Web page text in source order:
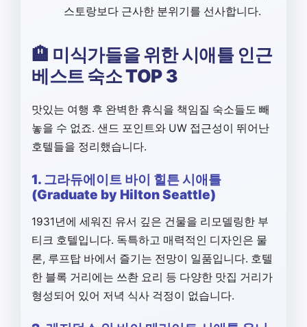
스토랑보다 근사한 분위기를 선사합니다.
🏨 미식가들을 위한 시애틀 인근
베스트 숙소 TOP 3
맛있는 여행 후 완벽한 휴식을 책임질 숙소들도 빼
놓을 수 없죠. 샌드 포인트와 UW 접근성이 뛰어난
호텔들을 정리했습니다.
1. 그라듀에이트 바이 힐튼 시애틀
(Graduate by Hilton Seattle)
1931년에 세워진 유서 깊은 건물을 리모델링한 부
티크 호텔입니다. 독특하고 매력적인 디자인은 물
론, 루프탑 바에서 즐기는 전망이 일품입니다. 호텔
한 블록 거리에는 쓰촨 요리 등 다양한 맛집 거리가
형성되어 있어 저녁 식사 걱정이 없습니다.